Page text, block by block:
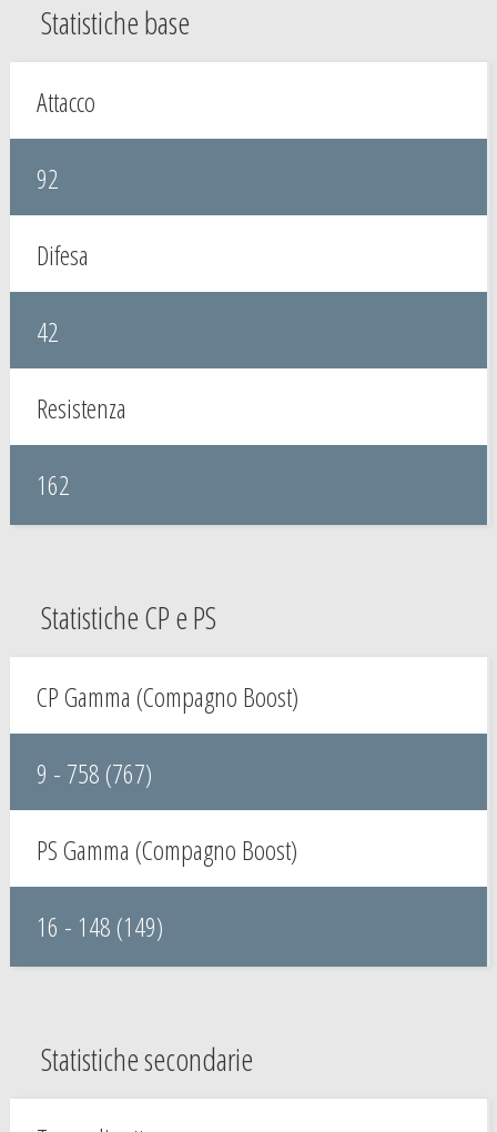
Statistiche base
Attacco
92
Difesa
42
Resistenza
162
Statistiche CP e PS
CP Gamma (Compagno Boost)
9 - 758 (767)
PS Gamma (Compagno Boost)
16 - 148 (149)
Statistiche secondarie